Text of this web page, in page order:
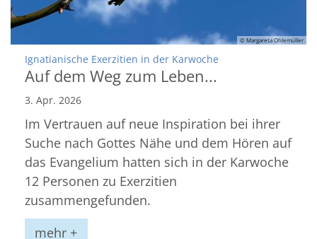
© Margareta Ohlemüller
Ignatianische Exerzitien in der Karwoche
Auf dem Weg zum Leben...
3. Apr. 2026
Im Vertrauen auf neue Inspiration bei ihrer
Suche nach Gottes Nähe und dem Hören auf
das Evangelium hatten sich in der Karwoche
12 Personen zu Exerzitien
zusammengefunden.
mehr +